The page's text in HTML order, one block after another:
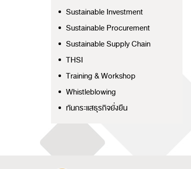
Sustainable Investment
Sustainable Procurement
Sustainable Supply Chain
THSI
Training & Workshop
Whistleblowing
ทันกระแสธุรกิจยั่งยืน